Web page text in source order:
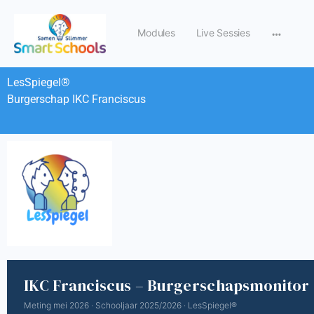
Modules Live Sessies
LesSpiegel®
Burgerschap IKC Franciscus
IKC Franciscus – Burgerschapsmonitor
Meting mei 2026 · Schooljaar 2025/2026 · LesSpiegel®